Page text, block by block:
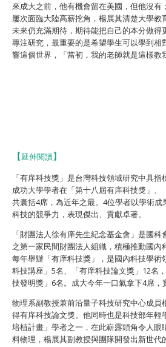
來成大之前，他有機會留在美國，但他沒有
屢次面臨大陸高薪挖角，楊展其清楚大學教
未來仍充滿期待，期待能把自己的本分做得
專注研究，最重要的是希望學生可以學到相
響這個世界，「當初，我的老師就是這樣教
【延伸閱讀】
「有庠科技獎」是台灣科技領域研究中具
成功大學學者在「第十八屆有庠科技獎」、
共囊括4席，為近年之最。4位學者以學術
科技的競爭力，表現傑出、貢獻卓著。
「財團法人徐有庠先生紀念基金會」是國
之第一家民間財團法人組織，積極推動國內
每年舉辦「有庠科技獎」，是國內科技學術
科技講座」5名、「有庠科技論文獎」12名
技發明獎」6名。成大今年一口氣拿下4席，
物理系副教授兼前沿量子科技研究中心成員
得有庠科技論文獎。他同時也是科技部年輕
培植計畫」學者之一，在此嶄露頭角令人眼
料物理，楊展其副教授與團隊開發出新世代